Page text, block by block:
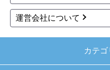
運営会社について
カテ